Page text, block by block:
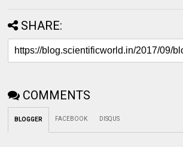
SHARE:
COMMENTS
BLOGGER FACEBOOK DISQUS